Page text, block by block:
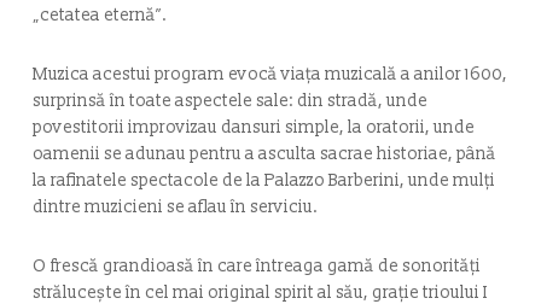
„cetatea eternă”.
Muzica acestui program evocă viața muzicală a anilor 1600,
surprinsă în toate aspectele sale: din stradă, unde
povestitorii improvizau dansuri simple, la oratorii, unde
oamenii se adunau pentru a asculta sacrae historiae, până
la rafinatele spectacole de la Palazzo Barberini, unde mulți
dintre muzicieni se aflau în serviciu.
O frescă grandioasă în care întreaga gamă de sonorități
strălucește în cel mai original spirit al său, grație trioului I